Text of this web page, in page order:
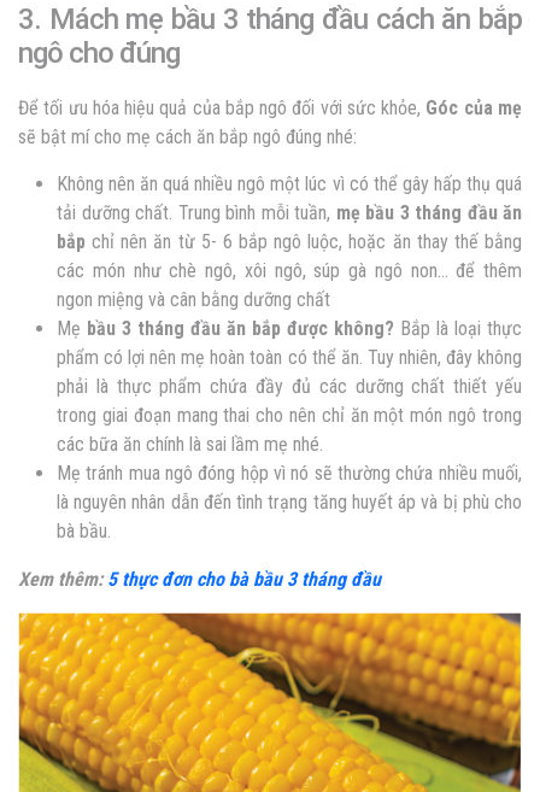
3. Mách mẹ bầu 3 tháng đầu cách ăn bắp
ngô cho đúng
Để tối ưu hóa hiệu quả của bắp ngô đối với sức khỏe, Góc của mẹ
sẽ bật mí cho mẹ cách ăn bắp ngô đúng nhé:
Không nên ăn quá nhiều ngô một lúc vì có thể gây hấp thụ quá
tải dưỡng chất. Trung bình mỗi tuần, mẹ bầu 3 tháng đầu ăn
bắpchỉ nên ăn từ 5- 6 bắp ngô luộc, hoặc ăn thay thế bằng
các món như chè ngô, xôi ngô, súp gà ngô non… để thêm
ngon miệng và cân bằng dưỡng chất
Mẹ bầu 3 tháng đầu ăn bắp được không? Bắp là loại thực
phẩm có lợi nên mẹ hoàn toàn có thể ăn. Tuy nhiên, đây không
phải là thực phẩm chứa đầy đủ các dưỡng chất thiết yếu
trong giai đoạn mang thai cho nên chỉ ăn một món ngô trong
các bữa ăn chính là sai lầm mẹ nhé.
Mẹ tránh mua ngô đóng hộp vì nó sẽ thường chứa nhiều muối,
là nguyên nhân dẫn đến tình trạng tăng huyết áp và bị phù cho
bà bầu.
Xem thêm:5 thực đơn cho bà bầu 3 tháng đầu